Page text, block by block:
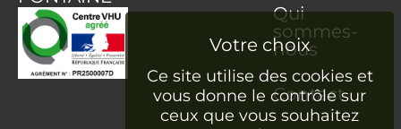
Qui
sommes-
nous
Contact
Ce site utilise des cookies et
vous donne le contrôle sur
ceux que vous souhaitez